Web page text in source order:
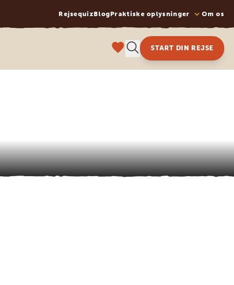
RejsequizBlogPraktiske oplysninger Om os
START DIN REJSE